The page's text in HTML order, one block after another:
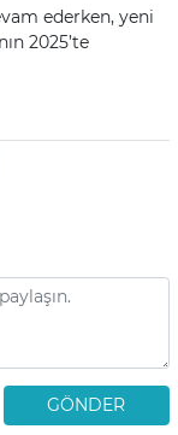
ederken, yeni
2025’te
GÖNDER